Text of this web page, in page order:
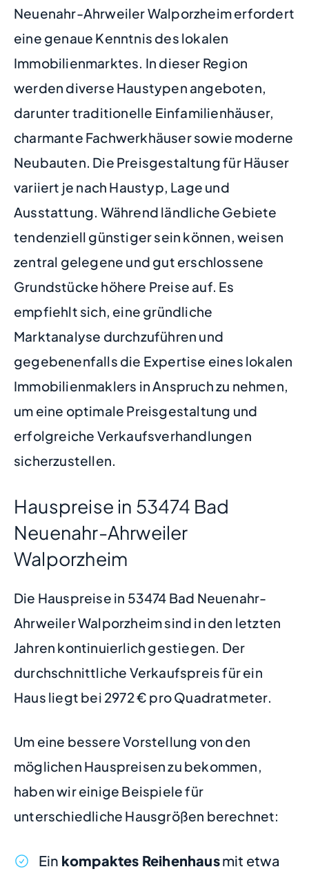
Neuenahr-Ahrweiler Walporzheim erfordert
eine genaue Kenntnis des lokalen
Immobilienmarktes. In dieser Region
werden diverse Haustypen angeboten,
darunter traditionelle Einfamilienhäuser,
charmante Fachwerkhäuser sowie moderne
Neubauten. Die Preisgestaltung für Häuser
variiert je nach Haustyp, Lage und
Ausstattung. Während ländliche Gebiete
tendenziell günstiger sein können, weisen
zentral gelegene und gut erschlossene
Grundstücke höhere Preise auf. Es
empfiehlt sich, eine gründliche
Marktanalyse durchzuführen und
gegebenenfalls die Expertise eines lokalen
Immobilienmaklers in Anspruch zu nehmen,
um eine optimale Preisgestaltung und
erfolgreiche Verkaufsverhandlungen
sicherzustellen.
Hauspreise in 53474 Bad
Neuenahr-Ahrweiler
Walporzheim
Die Hauspreise in 53474 Bad Neuenahr-
Ahrweiler Walporzheim sind in den letzten
Jahren kontinuierlich gestiegen. Der
durchschnittliche Verkaufspreis für ein
Haus liegt bei 2972 € pro Quadratmeter.
Um eine bessere Vorstellung von den
möglichen Hauspreisen zu bekommen,
haben wir einige Beispiele für
unterschiedliche Hausgrößen berechnet:
Ein kompaktes Reihenhausmit etwa